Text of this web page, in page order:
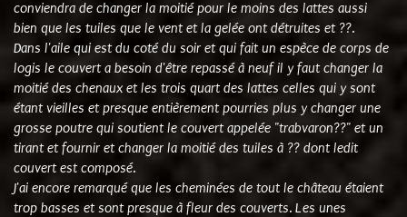
conviendra de changer la moitié pour le moins des lattes aussi
bien que les tuiles que le vent et la gelée ont détruites et ??.
Dans l'aile qui est du coté du soir et qui fait un espèce de corps de
logis le couvert a besoin d'être repassé à neuf il y faut changer la
moitié des chenaux et les trois quart des lattes celles qui y sont
étant vieilles et presque entièrement pourries plus y changer une
grosse poutre qui soutient le couvert appelée "trabvaron??" et un
tirant et fournir et changer la moitié des tuiles à ?? dont ledit
couvert est composé.
J'ai encore remarqué que les cheminées de tout le château étaient
trop basses et sont presque à fleur des couverts. Les unes